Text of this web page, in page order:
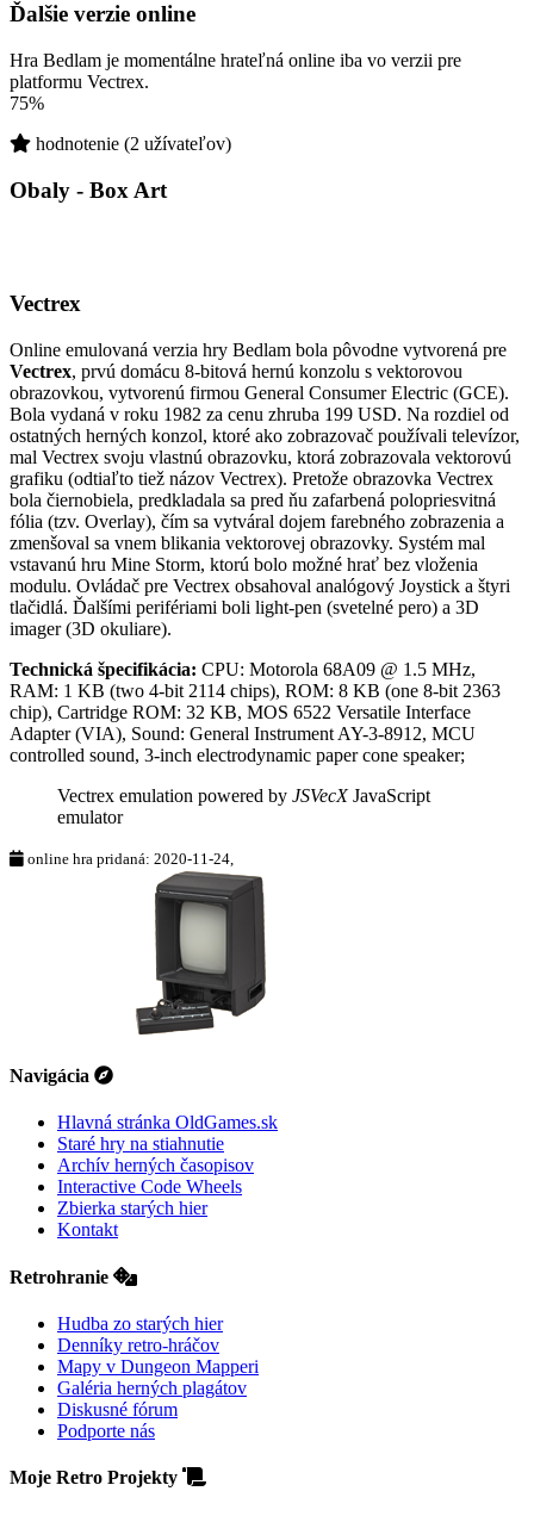
Ďalšie verzie online
Hra Bedlam je momentálne hrateľná online iba vo verzii pre
platformu Vectrex.
75%
hodnotenie (2 užívateľov)
Obaly - Box Art
Vectrex
Online emulovaná verzia hry Bedlam bola pôvodne vytvorená pre
Vectrex, prvú domácu 8-bitová hernú konzolu s vektorovou
obrazovkou, vytvorenú firmou General Consumer Electric (GCE).
Bola vydaná v roku 1982 za cenu zhruba 199 USD. Na rozdiel od
ostatných herných konzol, ktoré ako zobrazovač používali televízor,
mal Vectrex svoju vlastnú obrazovku, ktorá zobrazovala vektorovú
grafiku (odtiaľto tiež názov Vectrex). Pretože obrazovka Vectrex
bola čiernobiela, predkladala sa pred ňu zafarbená polopriesvitná
fólia (tzv. Overlay), čím sa vytváral dojem farebného zobrazenia a
zmenšoval sa vnem blikania vektorovej obrazovky. Systém mal
vstavanú hru Mine Storm, ktorú bolo možné hrať bez vloženia
modulu. Ovládač pre Vectrex obsahoval analógový Joystick a štyri
tlačidlá. Ďalšími perifériami boli light-pen (svetelné pero) a 3D
imager (3D okuliare).
Technická špecifikácia: CPU: Motorola 68A09 @ 1.5 MHz,
RAM: 1 KB (two 4-bit 2114 chips), ROM: 8 KB (one 8-bit 2363
chip), Cartridge ROM: 32 KB, MOS 6522 Versatile Interface
Adapter (VIA), Sound: General Instrument AY-3-8912, MCU
controlled sound, 3-inch electrodynamic paper cone speaker;
Vectrex emulation powered by JSVecXJavaScript
emulator
online hra pridaná: 2020-11-24,
Navigácia
Hlavná stránka OldGames.sk
Staré hry na stiahnutie
Archív herných časopisov
Interactive Code Wheels
Zbierka starých hier
Kontakt
Retrohranie
Hudba zo starých hier
Denníky retro-hráčov
Mapy v Dungeon Mapperi
Galéria herných plagátov
Diskusné fórum
Podporte nás
Moje Retro Projekty